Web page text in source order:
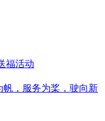
福活动
帆，服务为桨，驶向新